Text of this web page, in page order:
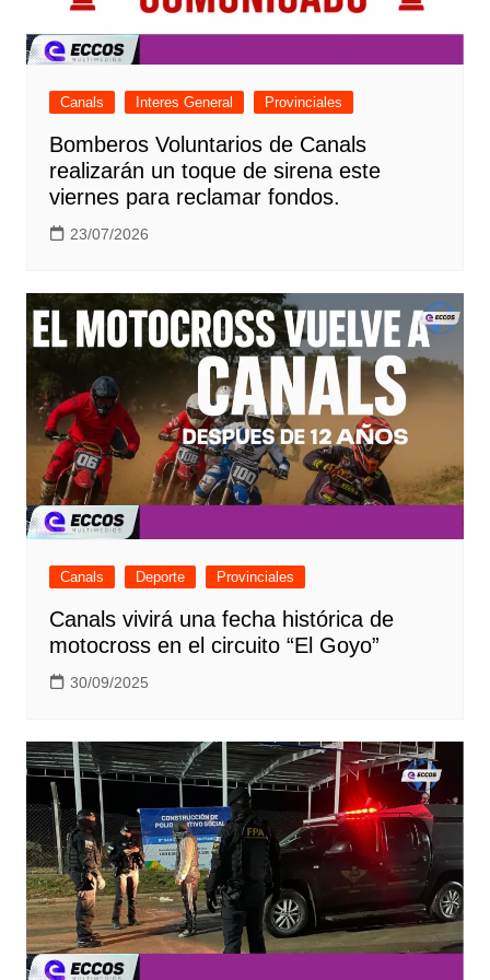
Canals Interes General Provinciales
Bomberos Voluntarios de Canals
realizarán un toque de sirena este
viernes para reclamar fondos.
23/07/2026
Canals Deporte Provinciales
Canals vivirá una fecha histórica de
motocross en el circuito “El Goyo”
30/09/2025